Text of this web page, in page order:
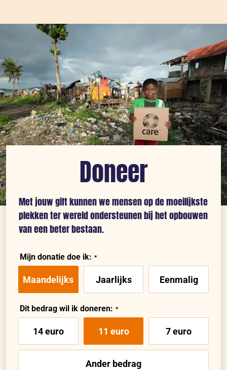
op
van
richter
in
De
Filipijnen.
CARE
is
ter
plaatse.
Doneer
Met jouw gift kunnen we mensen op de moeilijkste
plekken ter wereld ondersteunen bij het opbouwen
van een beter bestaan.
Mijn donatie doe ik:
Maandelijks Jaarlijks Eenmalig
Dit bedrag wil ik doneren:
14 euro 11 euro 7 euro
Ander bedrag